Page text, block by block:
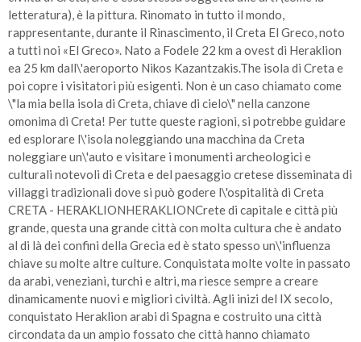
letteratura), è la pittura. Rinomato in tutto il mondo,
rappresentante, durante il Rinascimento, il Creta El Greco, noto
a tutti noi «El Greco». Nato a Fodele 22 km a ovest di Heraklion
ea 25 km dall\'aeroporto Nikos Kazantzakis.The isola di Creta e
poi copre i visitatori più esigenti. Non è un caso chiamato come
\"la mia bella isola di Creta, chiave di cielo\" nella canzone
omonima di Creta! Per tutte queste ragioni, si potrebbe guidare
ed esplorare l\'isola noleggiando una macchina da Creta
noleggiare un\'auto e visitare i monumenti archeologici e
culturali notevoli di Creta e del paesaggio cretese disseminata di
villaggi tradizionali dove si può godere l\'ospitalità di Creta
CRETA - HERAKLIONHERAKLIONCrete di capitale e città più
grande, questa una grande città con molta cultura che è andato
al di là dei confini della Grecia ed è stato spesso un\'influenza
chiave su molte altre culture. Conquistata molte volte in passato
da arabi, veneziani, turchi e altri, ma riesce sempre a creare
dinamicamente nuovi e migliori civiltà. Agli inizi del IX secolo,
conquistato Heraklion arabi di Spagna e costruito una città
circondata da un ampio fossato che città hanno chiamato